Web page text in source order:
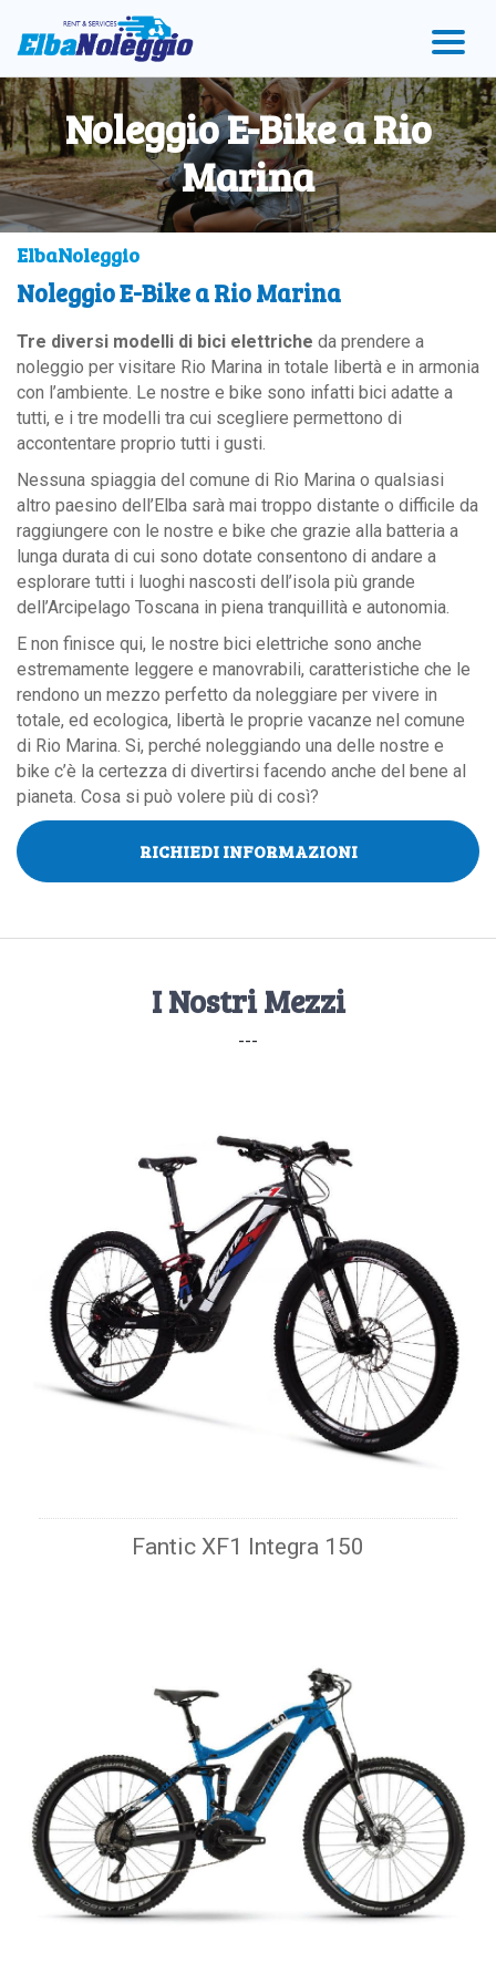
menu
contenuto
principale
Footer
Noleggio E-Bike a Rio
Marina
ElbaNoleggio
Noleggio E-Bike a Rio Marina
Tre diversi modelli di bici elettriche da prendere a
noleggio per visitare Rio Marina in totale libertà e in armonia
con l’ambiente. Le nostre e bike sono infatti bici adatte a
tutti, e i tre modelli tra cui scegliere permettono di
accontentare proprio tutti i gusti.
Nessuna spiaggia del comune di Rio Marina o qualsiasi
altro paesino dell’Elba sarà mai troppo distante o difficile da
raggiungere con le nostre e bike che grazie alla batteria a
lunga durata di cui sono dotate consentono di andare a
esplorare tutti i luoghi nascosti dell’isola più grande
dell’Arcipelago Toscana in piena tranquillità e autonomia.
E non finisce qui, le nostre bici elettriche sono anche
estremamente leggere e manovrabili, caratteristiche che le
rendono un mezzo perfetto da noleggiare per vivere in
totale, ed ecologica, libertà le proprie vacanze nel comune
di Rio Marina. Si, perché noleggiando una delle nostre e
bike c’è la certezza di divertirsi facendo anche del bene al
pianeta. Cosa si può volere più di così?
RICHIEDI INFORMAZIONI
I Nostri Mezzi
---
Fantic XF1 Integra 150